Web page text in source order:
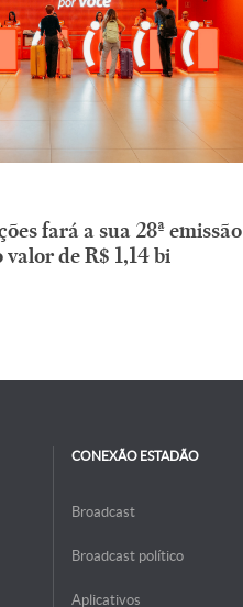
fará a sua 28ª emissão
de R$ 1,14 bi
CONEXÃO ESTADÃO
Broadcast
Broadcast político
Aplicativos